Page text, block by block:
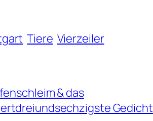
Tiere Vierzeiler
& das
Gedicht